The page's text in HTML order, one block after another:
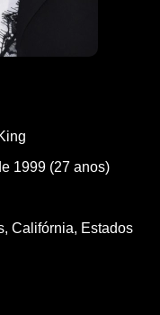
1999 (27 anos)
Califórnia, Estados